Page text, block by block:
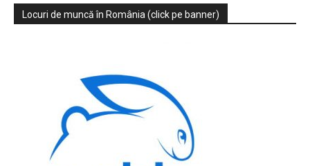
Locuri de muncă în România (click pe banner)